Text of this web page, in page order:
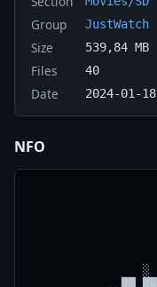
Group JustWatch
Size 539,84 MB
Files 40
Date 2024-01-18
NFO